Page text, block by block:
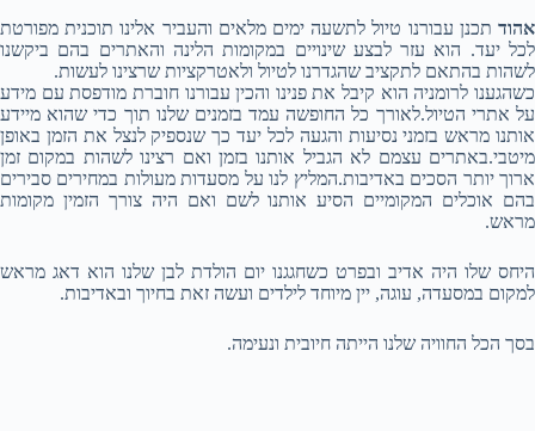
אהוד תכנן עבורנו טיול לתשעה ימים מלאים והעביר אלינו תוכנית מפורטת
לכל יעד. הוא עזר לבצע שינויים במקומות הלינה והאתרים בהם ביקשנו
לשהות בהתאם לתקציב שהגדרנו לטיול ולאטרקציות שרצינו לעשות.
כשהגענו לרומניה הוא קיבל את פנינו והכין עבורנו חוברת מודפסת עם מידע
על אתרי הטיול.לאורך כל החופשה עמד בזמנים שלנו תוך כדי שהוא מיידע
אותנו מראש בזמני נסיעות והגעה לכל יעד כך שנספיק לנצל את הזמן באופן
מיטבי.באתרים עצמם לא הגביל אותנו בזמן ואם רצינו לשהות במקום זמן
ארוך יותר הסכים באדיבות.המליץ לנו על מסעדות מעולות במחירים סבירים
בהם אוכלים המקומיים הסיע אותנו לשם ואם היה צורך הזמין מקומות
מראש.
היחס שלו היה אדיב ובפרט כשחגגנו יום הולדת לבן שלנו הוא דאג מראש
למקום במסעדה, עוגה, יין מיוחד לילדים ועשה זאת בחיוך ובאדיבות.
בסך הכל החוויה שלנו הייתה חיובית ונעימה.